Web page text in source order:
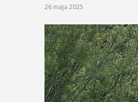
26 maja 2025